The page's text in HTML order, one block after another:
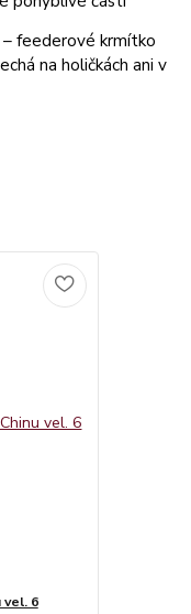
– feederové krmítko
na holičkách ani v
vel. 6